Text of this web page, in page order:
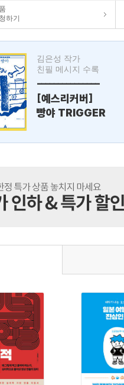
하기
김은성 작가
친필 메시지 수록
---------------
[예스리커버]
빵야 TRIGGER